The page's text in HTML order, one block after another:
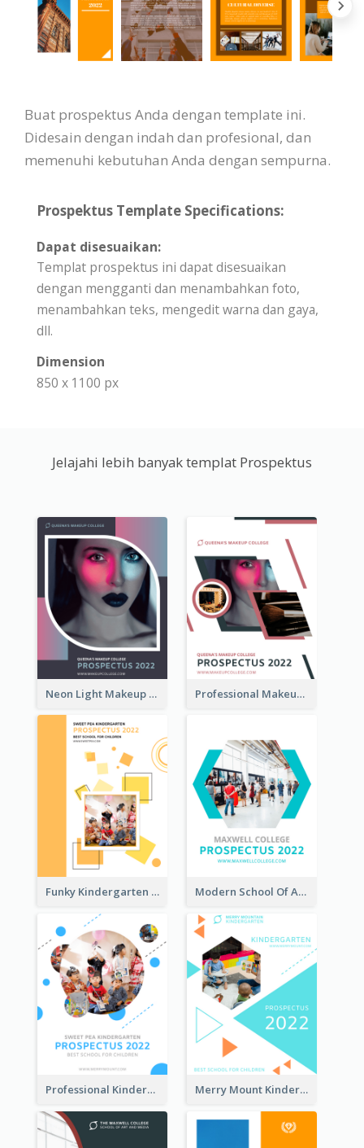
Buat prospektus Anda dengan template ini.
Didesain dengan indah dan profesional, dan
memenuhi kebutuhan Anda dengan sempurna.
Prospektus Template Specifications:
Dapat disesuaikan:
Templat prospektus ini dapat disesuaikan
dengan mengganti dan menambahkan foto,
menambahkan teks, mengedit warna dan gaya,
dll.
Dimension
850 x 1100 px
Jelajahi lebih banyak templat Prospektus
Neon Light Makeup School Prospectus Professional Makeup School Prospectus
Funky Kindergarten Prospectus Modern School Of Art Prospectus
Professional Kindergarten Prospectus Merry Mount Kindergarten Prospectus